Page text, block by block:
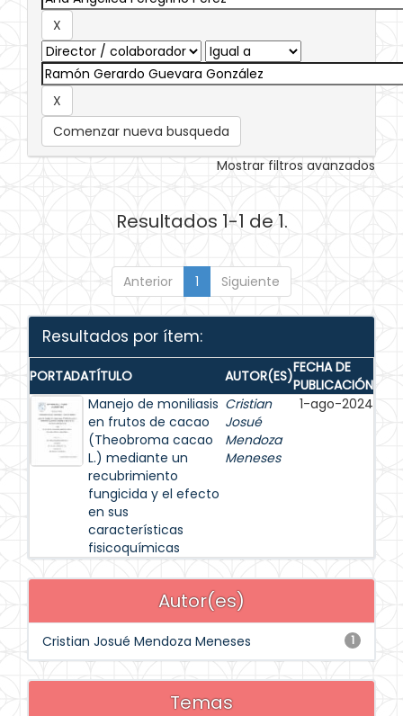
Comenzar nueva busqueda
Mostrar filtros avanzados
Resultados 1-1 de 1.
Anterior 1 Siguiente
Resultados por ítem:
PORTADATÍTULO AUTOR(ES)FECHA DE
PUBLICACIÓN
Manejo de moniliasis
en frutos de cacao
(Theobroma cacao
L.) mediante un
recubrimiento
fungicida y el efecto
en sus
características
fisicoquímicas
Cristian
Josué
Mendoza
Meneses
1-ago-2024
Autor(es)
1
Cristian Josué Mendoza Meneses
Temas